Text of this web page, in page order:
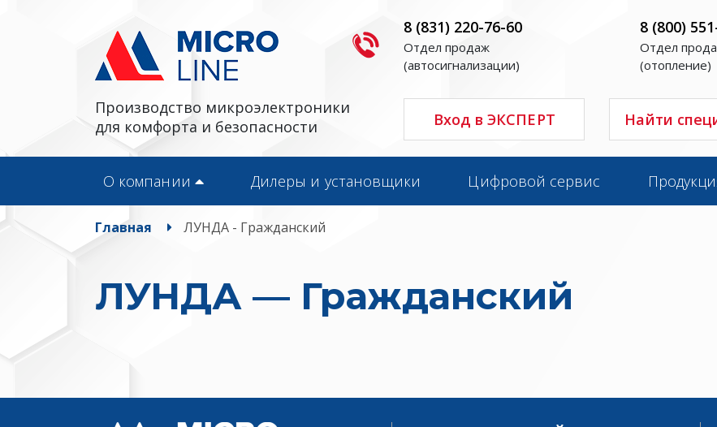
Производство микроэлектроники
для комфорта и безопасности
8 (831) 220-76-60
Отдел продаж
(автосигнализации)
8 (800)
Отдел
(отопление)
Вход в ЭКСПЕРТ Найти
О компании Дилеры и установщики Цифровой сервис
Главная ЛУНДА - Гражданский
ЛУНДА — Гражданский